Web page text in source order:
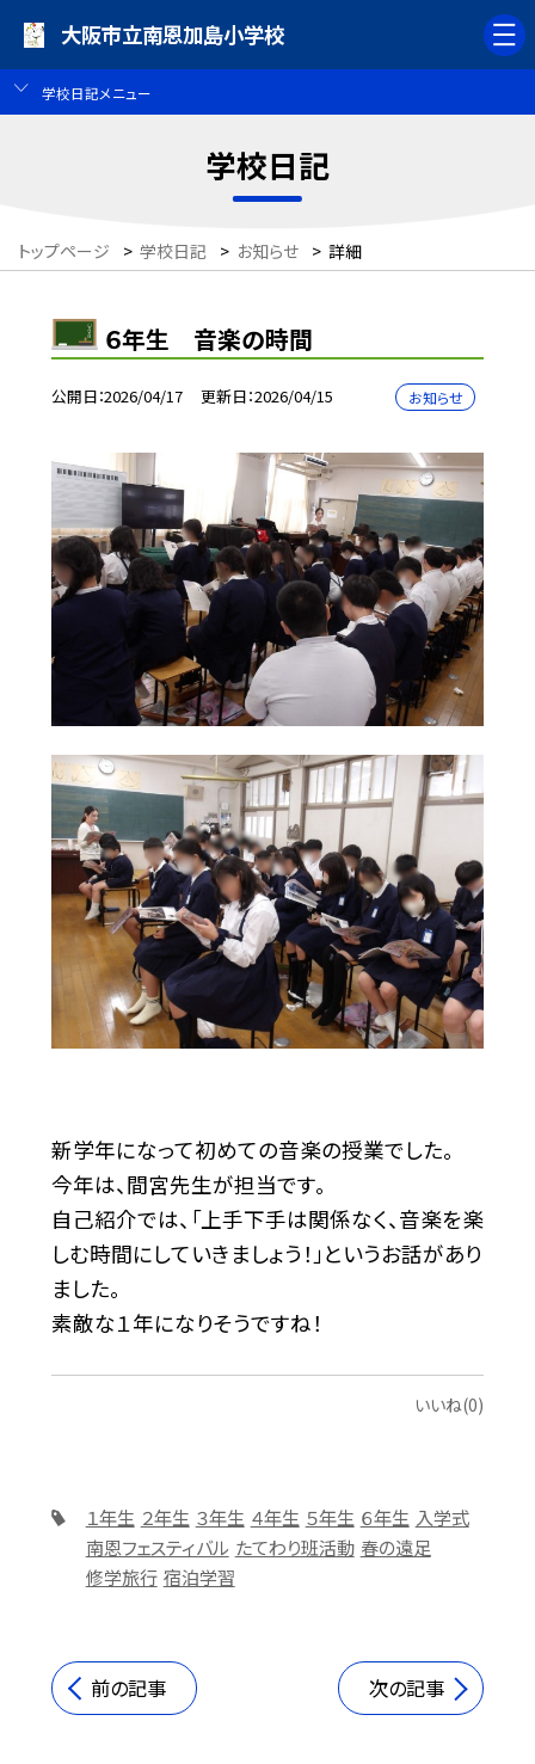
大阪市立南恩加島小学校
学校日記メニュー
学校日記
トップページ > 学校日記 > お知らせ > 詳細
６年生 音楽の時間
公開日 2026/04/17 更新日 2026/04/15 お知らせ
新学年になって初めての音楽の授業でした。
今年は、間宮先生が担当です。
自己紹介では、「上手下手は関係なく、音楽を楽
しむ時間にしていきましょう！」というお話があり
ました。
素敵な１年になりそうですね！
いいね(0)
１年生 ２年生 ３年生 ４年生 ５年生 ６年生 入学式
南恩フェスティバル たてわり班活動 春の遠足
修学旅行 宿泊学習
前の記事 次の記事